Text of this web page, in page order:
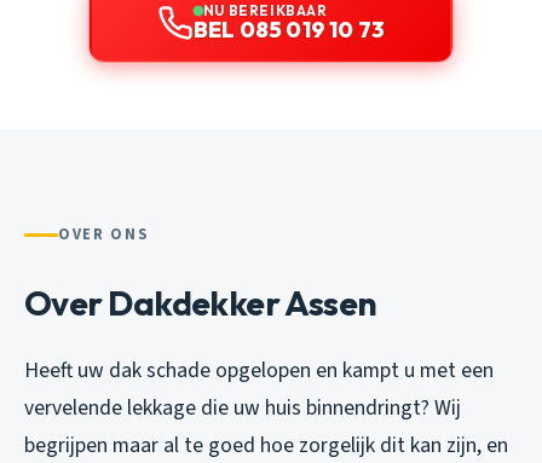
NU BEREIKBAAR
BEL 085 019 10 73
OVER ONS
Over Dakdekker Assen
Heeft uw dak schade opgelopen en kampt u met een
vervelende lekkage die uw huis binnendringt? Wij
begrijpen maar al te goed hoe zorgelijk dit kan zijn, en